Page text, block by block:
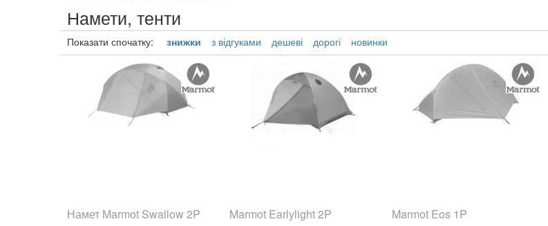
Намети, тенти
Показати спочатку: знижки з відгуками дешеві дорогі новинки
Намет Marmot Swallow 2P Marmot Earlylight 2P Marmot Eos 1P